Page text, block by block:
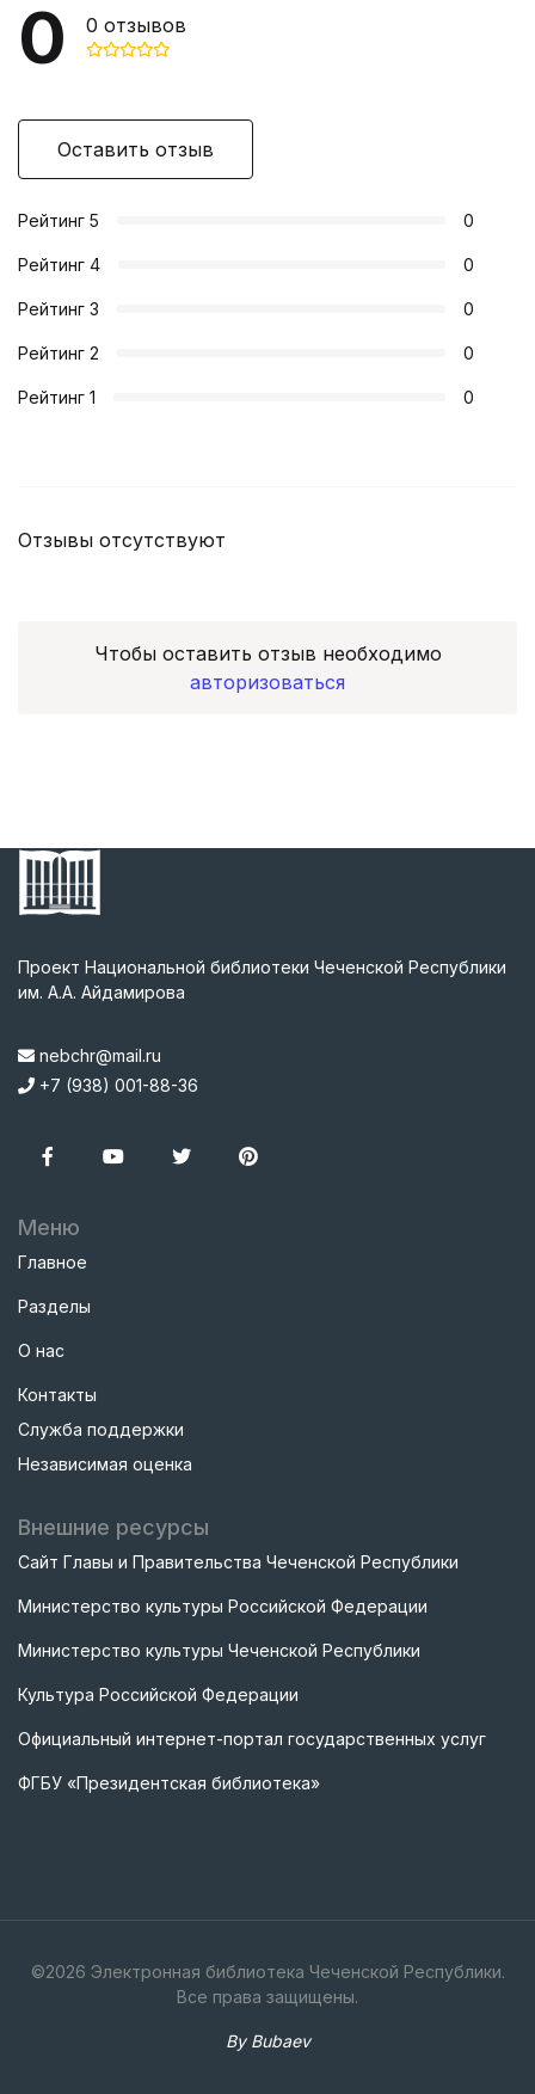
0 0 отзывов
Оставить отзыв
Рейтинг 5 0
Рейтинг 4 0
Рейтинг 3 0
Рейтинг 2 0
Рейтинг 1 0
Отзывы отсутствуют
Чтобы оставить отзыв необходимо
авторизоваться
Проект Национальной библиотеки Чеченской Республики
им. А.А. Айдамирова
nebchr@mail.ru
+7 (938) 001-88-36
Меню
Главное
Разделы
О нас
Контакты
Служба поддержки
Независимая оценка
Внешние ресурсы
Сайт Главы и Правительства Чеченской Республики
Министерство культуры Российской Федерации
Министерство культуры Чеченской Республики
Культура Российской Федерации
Официальный интернет-портал государственных услуг
ФГБУ «Президентская библиотека»
©2026 Электронная библиотека Чеченской Республики.
Все права защищены.
By Bubaev